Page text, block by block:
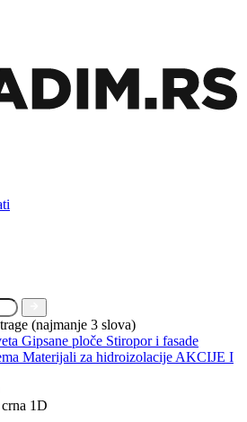
(najmanje 3 slova)
Gipsane ploče Stiropor i fasade
Materijali za hidroizolacije AKCIJE I
1D